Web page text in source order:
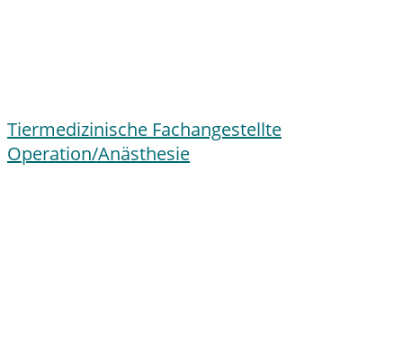
Tiermedizinische Fachangestellte
Operation/Anästhesie